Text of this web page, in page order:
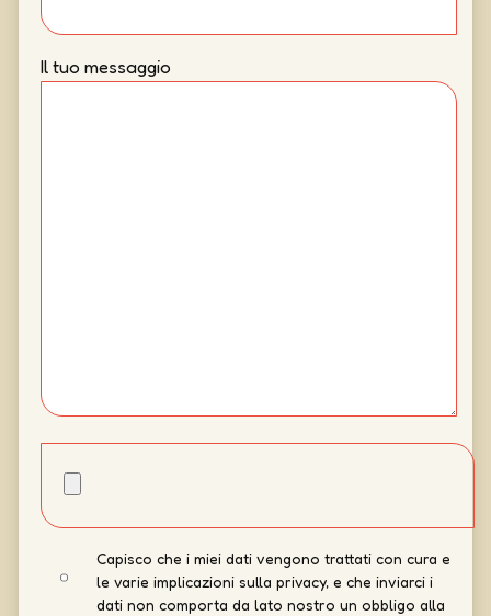
Il tuo messaggio
Capisco che i miei dati vengono trattati con cura e
le varie implicazioni sulla privacy, e che inviarci i
dati non comporta da lato nostro un obbligo alla